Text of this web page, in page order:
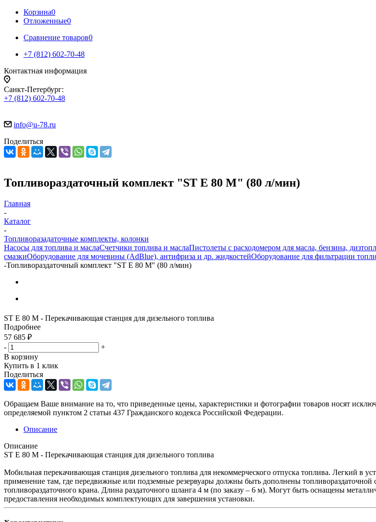
Корзина0
Отложенные0
Сравнение товаров0
+7 (812) 602-70-48
Контактная информация
Санкт-Петербург:
+7 (812) 602-70-48
info@u-78.ru
Поделиться
Топливораздаточный комплект "ST E 80 M" (80 л/мин)
Главная
-
Каталог
-
Топливоразадаточные комплекты, колонки
Насосы для топлива и маслаСчетчики топлива и маслаПистолеты с расходомером для масла, бензина,
смазкиОборудование для мочевины (AdBlue), антифриза и др. жидкостейОборудование для фильтрации
-Топливораздаточный комплект "ST E 80 M" (80 л/мин)
ST E 80 M - Перекачивающая станция для дизельного топлива
Подробнее
57 685 ₽
-
+
В корзину
Купить в 1 клик
Поделиться
Обращаем Ваше внимание на то, что приведенные цены, характеристики и фотографии товаров носят
определяемой пунктом 2 статьи 437 Гражданского кодекса Российской Федерации.
Описание
Описание
ST E 80 M - Перекачивающая станция для дизельного топлива
Мобильная перекачивающая станция дизельного топлива для некоммерческого отпуска топлива. Легкий
применение там, где передвижные или подземные резервуары должны быть дополнены
топливораздаточного крана. Длина раздаточного шланга 4 м (по заказу – 6 м). Могут быть оснащены
предоставления необходимых комплектующих для завершения установки.